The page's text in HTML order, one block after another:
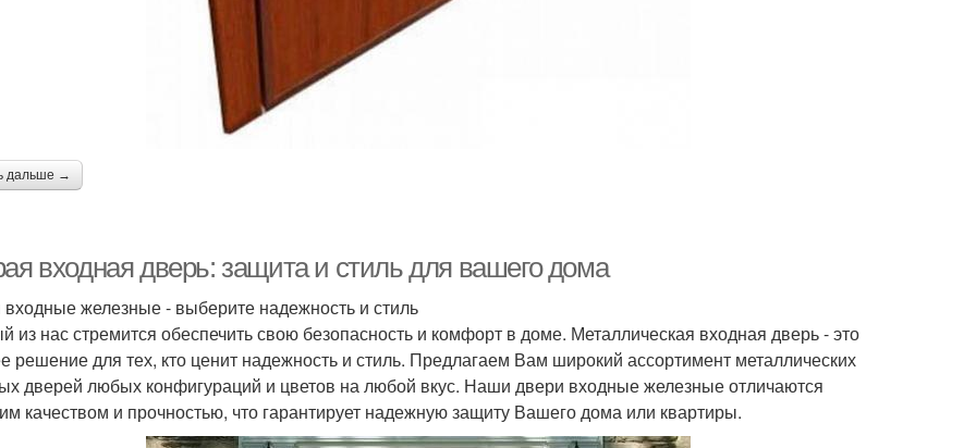
дальше →
входная дверь: защита и стиль для вашего дома
железные - выберите надежность и стиль
из нас стремится обеспечить свою безопасность и комфорт в доме. Металлическая входная дверь - это
решение для тех, кто ценит надежность и стиль. Предлагаем Вам широкий ассортимент металлических
дверей любых конфигураций и цветов на любой вкус. Наши двери входные железные отличаются
качеством и прочностью, что гарантирует надежную защиту Вашего дома или квартиры.